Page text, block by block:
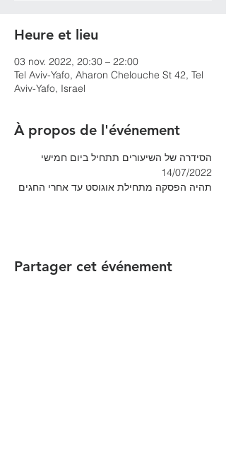
Heure et lieu
03 nov. 2022, 20:30 – 22:00
Tel Aviv-Yafo, Aharon Chelouche St 42, Tel
Aviv-Yafo, Israel
À propos de l'événement
הסידרה של השיעורים תתחיל ביום חמישי
14/07/2022
תהיה הפסקה מתחילת אוגוסט עד אחרי החגים
Partager cet événement